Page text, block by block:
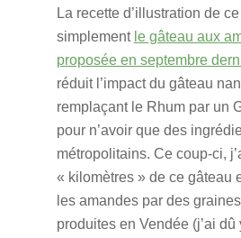
La recette d’illustration de
simplement le gâteau aux
proposée en septembre
réduit l’impact du gâteau
remplaçant le Rhum par un
pour n’avoir que des
métropolitains. Ce coup-ci,
« kilomètres » de ce gâteau
les amandes par des
produites en Vendée (j’ai dû